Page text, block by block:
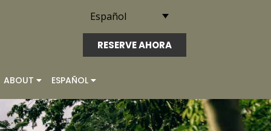
Español
RESERVE AHORA
ABOUT ESPAÑOL